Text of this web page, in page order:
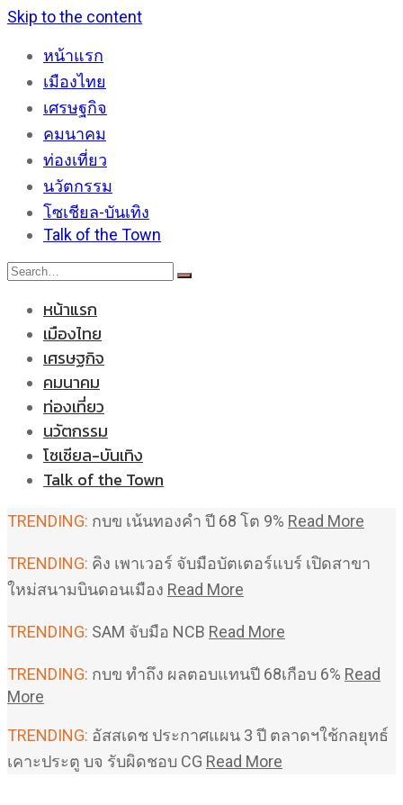
Skip to the content
หน้าแรก
เมืองไทย
เศรษฐกิจ
คมนาคม
ท่องเที่ยว
นวัตกรรม
โซเชียล-บันเทิง
Talk of the Town
หน้าแรก
เมืองไทย
เศรษฐกิจ
คมนาคม
ท่องเที่ยว
นวัตกรรม
โซเชียล-บันเทิง
Talk of the Town
TRENDING: กบข เน้นทองคำ ปี 68 โต 9% Read More
TRENDING: คิง เพาเวอร์ จับมือบัตเตอร์แบร์ เปิดสาขา
ใหม่สนามบินดอนเมือง Read More
TRENDING: SAM จับมือ NCB Read More
TRENDING: กบข ทำถึง ผลตอบแทนปี 68เกือบ 6% Read
More
TRENDING: อัสสเดช ประกาศแผน 3 ปี ตลาดฯใช้กลยุทธ์
เคาะประตู บจ รับผิดชอบ CG Read More